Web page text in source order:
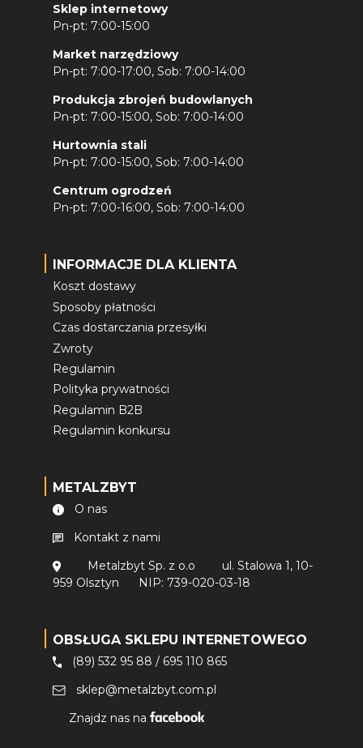
Sklep internetowy
Pn-pt: 7:00-15:00
Market narzędziowy
Pn-pt: 7:00-17:00, Sob: 7:00-14:00
Produkcja zbrojeń budowlanych
Pn-pt: 7:00-15:00, Sob: 7:00-14:00
Hurtownia stali
Pn-pt: 7:00-15:00, Sob: 7:00-14:00
Centrum ogrodzeń
Pn-pt: 7:00-16:00, Sob: 7:00-14:00
INFORMACJE DLA KLIENTA
Koszt dostawy
Sposoby płatności
Czas dostarczania przesyłki
Zwroty
Regulamin
Polityka prywatności
Regulamin B2B
Regulamin konkursu
METALZBYT
O nas
Kontakt z nami
Metalzbyt Sp. z o.o
ul. Stalowa 1, 10-
959 Olsztyn
NIP: 739-020-03-18
OBSŁUGA SKLEPU INTERNETOWEGO
(89) 532 95 88 / 695 110 865
sklep@metalzbyt.com.pl
Znajdz nas na